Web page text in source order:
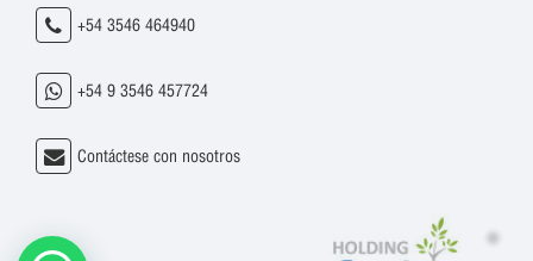
+54 3546 464940
+54 9 3546 457724
Contáctese con nosotros